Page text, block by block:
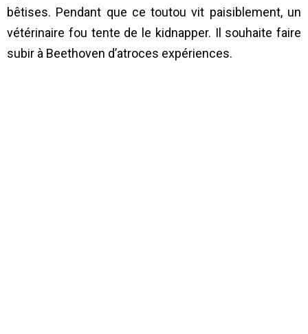
bêtises. Pendant que ce toutou vit paisiblement, un
vétérinaire fou tente de le kidnapper. Il souhaite faire
subir à Beethoven d’atroces expériences.